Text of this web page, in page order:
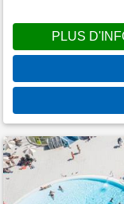
PLUS